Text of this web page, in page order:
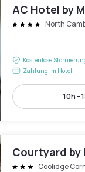
AC Hotel by
North
Kostenlose
Zahlung im Hotel
10h -
Courtyard by
Coolidge